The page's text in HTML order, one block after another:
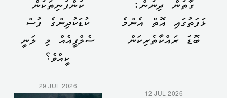
ގާތުން ދިނުން:
ޅަފަތުގައި އޮތް އެންމެ
ބޮޑު ރައްކާތެރިކަން
ކުންފުނިތަކުން
ކުޑަކުދިންގެ ފުސް
ސެލްފީއެއް މި ލަނީ
ކީއްވެ؟
12 JUL 2026
29 JUL 2026